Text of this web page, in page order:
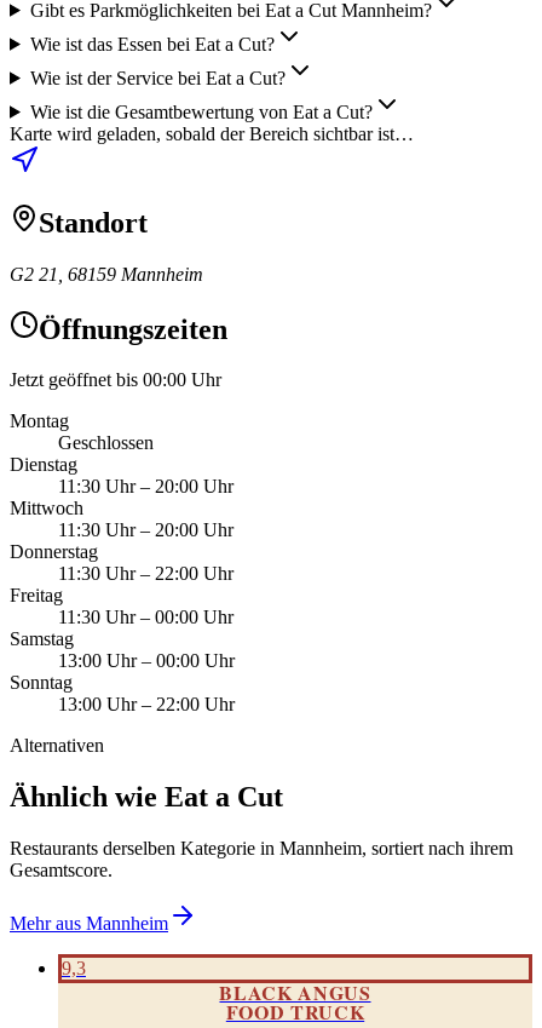
Gibt es Parkmöglichkeiten bei Eat a Cut Mannheim?
Wie ist das Essen bei Eat a Cut?
Wie ist der Service bei Eat a Cut?
Wie ist die Gesamtbewertung von Eat a Cut?
Karte wird geladen, sobald der Bereich sichtbar ist…
Standort
G2 21, 68159 Mannheim
Öffnungszeiten
Jetzt geöffnet bis 00:00 Uhr
Montag
Geschlossen
Dienstag
11:30 Uhr– 20:00 Uhr
Mittwoch
11:30 Uhr– 20:00 Uhr
Donnerstag
11:30 Uhr– 22:00 Uhr
Freitag
11:30 Uhr– 00:00 Uhr
Samstag
13:00 Uhr– 00:00 Uhr
Sonntag
13:00 Uhr– 22:00 Uhr
Alternativen
Ähnlich wie Eat a Cut
Restaurants derselben Kategorie in Mannheim, sortiert nach ihrem
Gesamtscore.
Mehr aus Mannheim
9,3
BLACK ANGUS
FOOD TRUCK